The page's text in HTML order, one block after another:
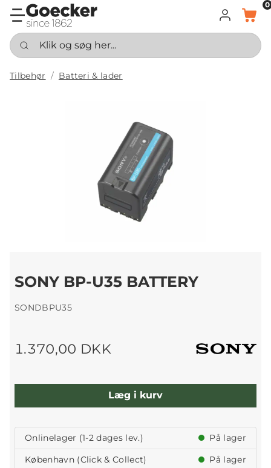
LOG INDKURV
0
Klik og søg her...
Tilbehør Batteri & lader
SONY BP-U35 BATTERY
SONDBPU35
1.370,00 DKK
Læg i kurv
Onlinelager (1-2 dages lev.)
På lager
København (Click & Collect)
På lager